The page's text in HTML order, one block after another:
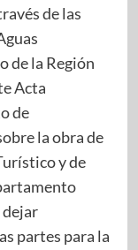
de las
de la Región
Acta
de
la obra de
y de
dejar
partes para la